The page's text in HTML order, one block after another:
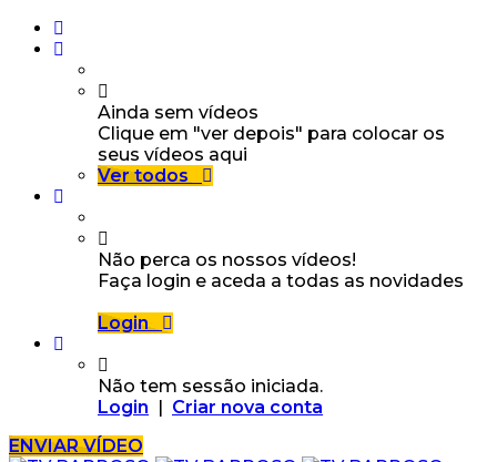
Ainda sem vídeos
Clique em "ver depois" para colocar os
seus vídeos aqui
Ver todos
Não perca os nossos vídeos!
Faça login e aceda a todas as novidades
Login
Não tem sessão iniciada.
Login | Criar nova conta
ENVIAR VÍDEO